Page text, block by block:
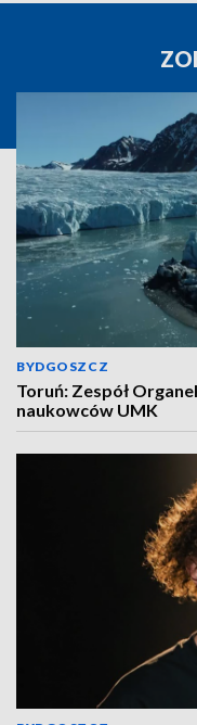
BYDGOSZCZ
Toruń: Zespół
naukowców UMK